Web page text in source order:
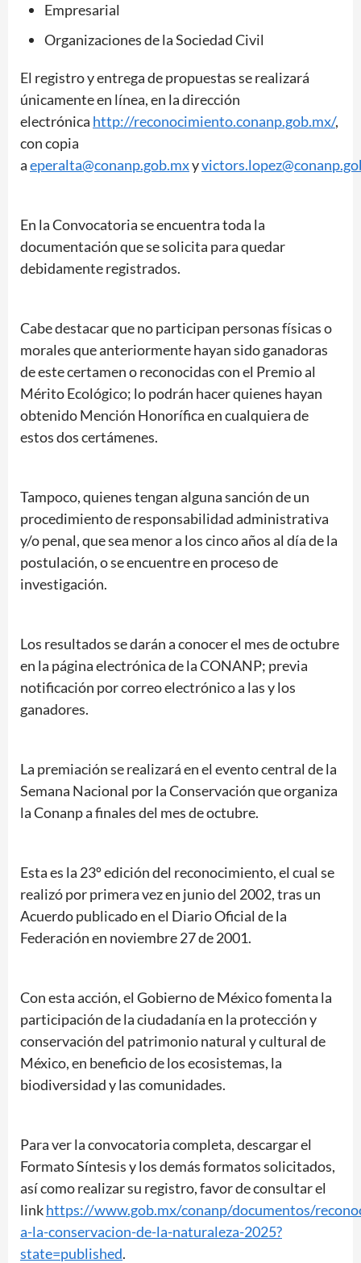
Empresarial
Organizaciones de la Sociedad Civil
El registro y entrega de propuestas se realizará
únicamente en línea, en la dirección
electrónica http://reconocimiento.conanp.gob.mx/,
con copia
aeperalta@conanp.gob.mxy
En la Convocatoria se encuentra toda la
documentación que se solicita para quedar
debidamente registrados.
Cabe destacar que no participan personas físicas o
morales que anteriormente hayan sido ganadoras
de este certamen o reconocidas con el Premio al
Mérito Ecológico; lo podrán hacer quienes hayan
obtenido Mención Honorífica en cualquiera de
estos dos certámenes.
Tampoco, quienes tengan alguna sanción de un
procedimiento de responsabilidad administrativa
y/o penal, que sea menor a los cinco años al día de la
postulación, o se encuentre en proceso de
investigación.
Los resultados se darán a conocer el mes de octubre
en la página electrónica de la CONANP; previa
notificación por correo electrónico a las y los
ganadores.
La premiación se realizará en el evento central de la
Semana Nacional por la Conservación que organiza
la Conanp a finales del mes de octubre.
Esta es la 23º edición del reconocimiento, el cual se
realizó por primera vez en junio del 2002, tras un
Acuerdo publicado en el Diario Oficial de la
Federación en noviembre 27 de 2001.
Con esta acción, el Gobierno de México fomenta la
participación de la ciudadanía en la protección y
conservación del patrimonio natural y cultural de
México, en beneficio de los ecosistemas, la
biodiversidad y las comunidades.
Para ver la convocatoria completa, descargar el
Formato Síntesis y los demás formatos solicitados,
así como realizar su registro, favor de consultar el
linkhttps://www.gob.mx/conanp/documentos/
a-la-conservacion-de-la-naturaleza-2025?
state=published.